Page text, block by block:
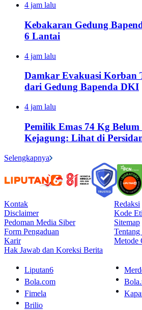
4 jam lalu
Kebakaran Gedung
6 Lantai
4 jam lalu
Damkar Evakuasi Korban
dari Gedung Bapenda DKI
4 jam lalu
Pemilik Emas 74 Kg
Kejagung: Lihat di
Selengkapnya
Kontak
Redaksi
Disclaimer
Kode
Pedoman Media Siber
Sitemap
Form Pengaduan
Karir
Metode
Hak Jawab dan Koreksi Berita
Liputan6
Bola.com
Fimela
Brilio